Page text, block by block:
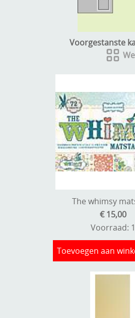
Hout , MDF, kartonmateriaal,
Kleurmateriaal-tekenmateriaal
Kneedmateriaal
Papier en karton
Voorgestanste
The whimsy
€ 15,00
Voorraad: 1
Toevoegen aan